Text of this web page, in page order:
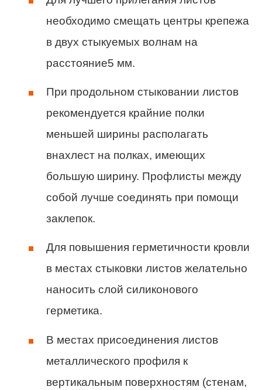
необходимо смещать центры крепежа
в двух стыкуемых волнам на
расстояние5 мм.
При продольном стыковании листов
рекомендуется крайние полки
меньшей ширины располагать
внахлест на полках, имеющих
большую ширину. Профлисты между
собой лучше соединять при помощи
заклепок.
Для повышения герметичности кровли
в местах стыковки листов желательно
наносить слой силиконового
герметика.
В местах присоединения листов
металлического профиля к
вертикальным поверхностям (стенам,